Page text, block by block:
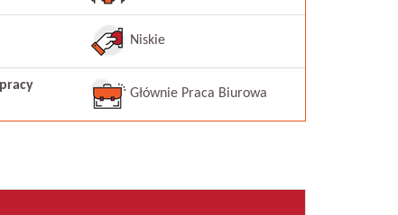
Niskie
Głównie Praca Biurowa